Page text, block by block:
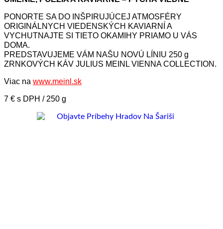
PONORTE SA DO INŠPIRUJÚCEJ ATMOSFÉRY
ORIGINÁLNYCH VIEDENSKÝCH KAVIARNÍ A
VYCHUTNAJTE SI TIETO OKAMIHY PRIAMO U VÁS
DOMA.
PREDSTAVUJEME VÁM NAŠU NOVÚ LÍNIU 250 g
ZRNKOVÝCH KÁV JULIUS MEINL VIENNA COLLECTION.
Viac na www.meinl.sk
7 € s DPH / 250 g